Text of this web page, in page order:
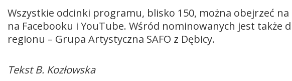
Wszystkie odcinki programu, blisko 150, można obejrzeć na
na Facebooku i YouTube. Wśród nominowanych jest także
regionu – Grupa Artystyczna SAFO z Dębicy.
Tekst B. Kozłowska